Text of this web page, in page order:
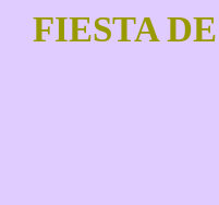
FIESTA